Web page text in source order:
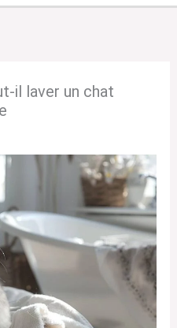
il laver un chat